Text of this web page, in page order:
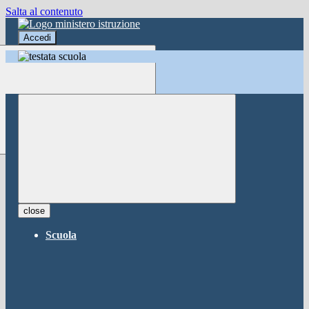
Salta al contenuto
Accedi
Accedi
button close ×
close
Scuola